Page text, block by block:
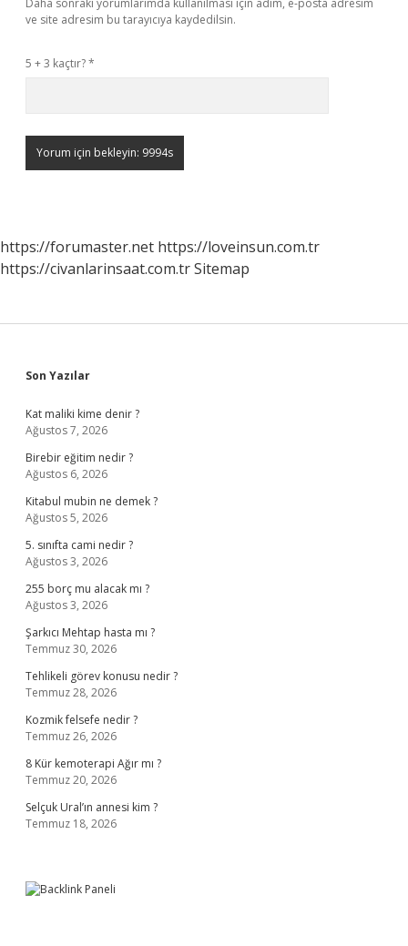
Daha sonraki yorumlarımda kullanılması için adım, e-posta adresim
ve site adresim bu tarayıcıya kaydedilsin.
5 + 3 kaçtır?*
https://forumaster.net https://loveinsun.com.tr
https://civanlarinsaat.com.trSitemap
Sidebar
Son Yazılar
Kat maliki kime denir ?
Ağustos 7, 2026
Birebir eğitim nedir ?
Ağustos 6, 2026
Kitabul mubin ne demek ?
Ağustos 5, 2026
5. sınıfta cami nedir ?
Ağustos 3, 2026
255 borç mu alacak mı ?
Ağustos 3, 2026
Şarkıcı Mehtap hasta mı ?
Temmuz 30, 2026
Tehlikeli görev konusu nedir ?
Temmuz 28, 2026
Kozmik felsefe nedir ?
Temmuz 26, 2026
8 Kür kemoterapi Ağır mı ?
Temmuz 20, 2026
Selçuk Ural’ın annesi kim ?
Temmuz 18, 2026